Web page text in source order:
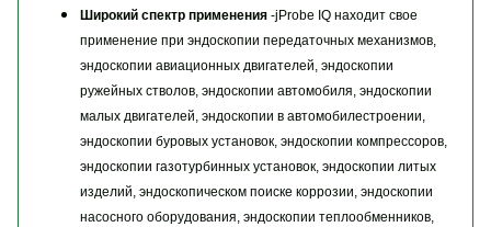
Широкий спектр применения -jProbe IQ находит свое
применение при эндоскопии передаточных механизмов,
эндоскопии авиационных двигателей, эндоскопии
ружейных стволов, эндоскопии автомобиля, эндоскопии
малых двигателей, эндоскопии в автомобилестроении,
эндоскопии буровых установок, эндоскопии компрессоров,
эндоскопии газотурбинных установок, эндоскопии литых
изделий, эндоскопическом поиске коррозии, эндоскопии
насосного оборудования, эндоскопии теплообменников,